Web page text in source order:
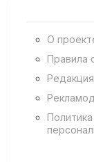
О
Правила
Редакция